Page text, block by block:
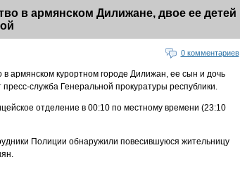
в армянском Дилижане, двое ее детей
0 комментариев
армянском курортном городе Дилижан, ее сын и дочь
служба Генеральной прокуратуры республики.
отделение в 00:10 по местному времени (23:10
Полиции обнаружили повесившуюся жительницу